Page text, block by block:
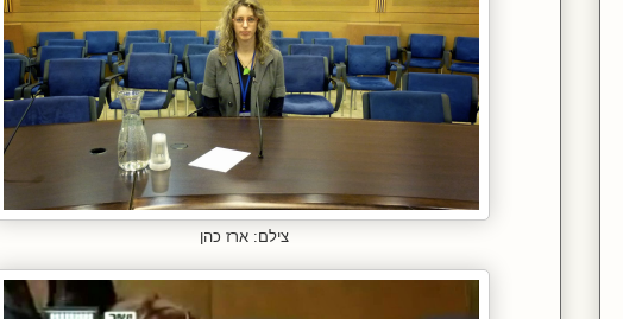
צילם: ארז כהן